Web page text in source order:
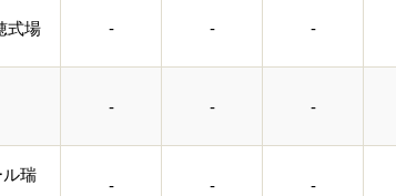
式場 - - -
- - -
ル瑞
- - -